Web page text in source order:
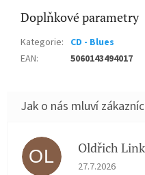
Doplňkové parametry
Kategorie: CD - Blues
EAN: 5060143494017
OL Oldřich
Hodnocení
27.7.2026